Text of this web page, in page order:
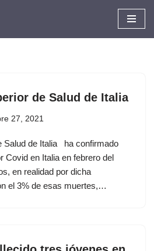
de Salud de Italia
27, 2021
Salud de Italia ha confirmado
Covid en Italia en febrero del
en realidad por dicha
el 3% de esas muertes,…